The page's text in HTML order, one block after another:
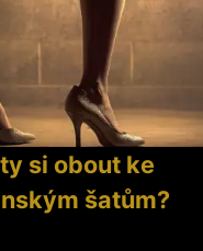
si obout ke
šatům?